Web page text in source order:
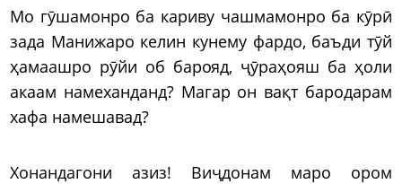
Мо гӯшамонро ба кариву чашмамонро ба кӯрӣ
зада Манижаро келин кунему фардо, баъди тӯй
ҳамаашро рӯйи об барояд, ҷӯраҳояш ба ҳоли
акаам намеханданд? Магар он вақт бародарам
хафа намешавад?
Хонандагони азиз! Виҷдонам маро ором